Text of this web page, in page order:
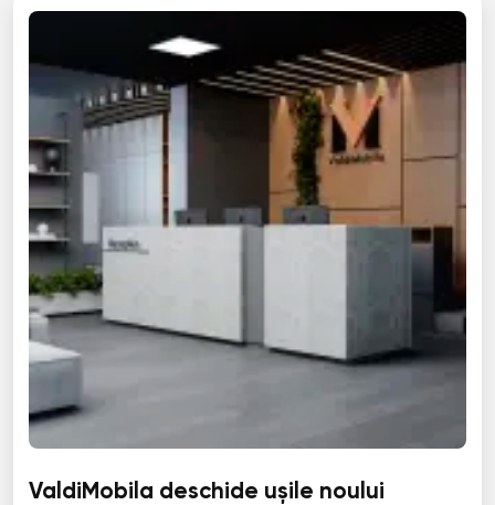
ValdiMobila deschide ușile noului